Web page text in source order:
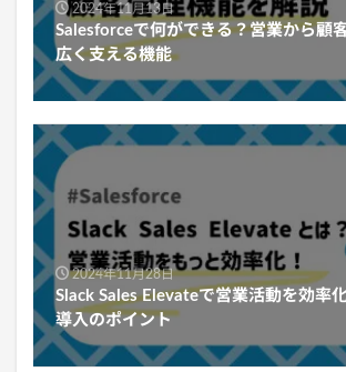
2024年11月13日
Salesforceで何ができる？営業から顧
広く支える機能
2024年11月28日
Slack Sales Elevateで営業活動を効率
導入のポイント